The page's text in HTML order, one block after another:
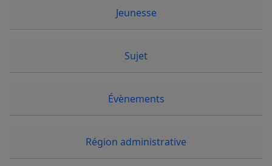
Jeunesse
Sujet
Évènements
Région administrative